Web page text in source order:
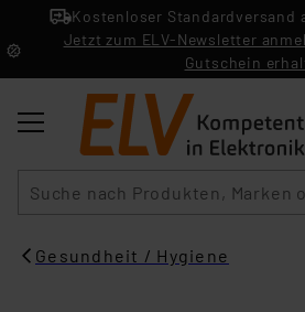
Kostenloser Standardversand
Jetzt zum ELV-Newsletter
Gutschein
Gesundheit / Hygiene